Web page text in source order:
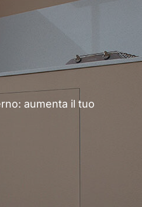
aumenta il tuo